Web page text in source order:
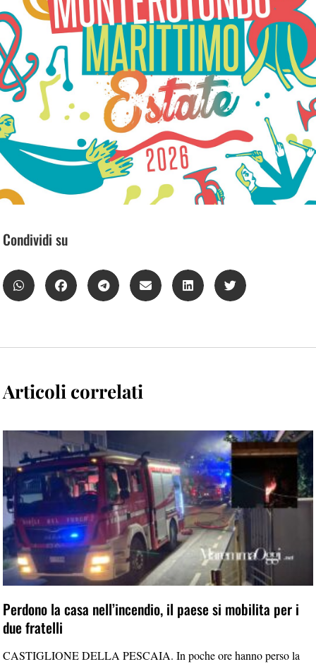
Condividi su
Articoli correlati
Perdono la casa nell’incendio, il paese si mobilita per i
due fratelli
CASTIGLIONE DELLA PESCAIA. In poche ore hanno perso la